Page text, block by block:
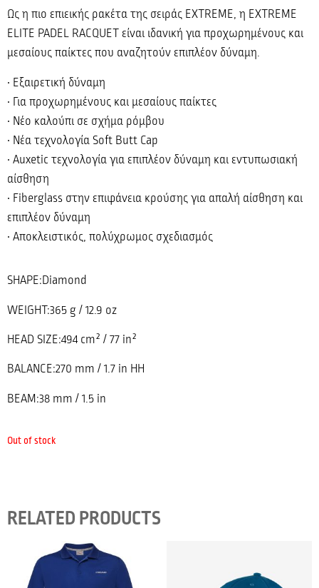
Ως η πιο επιεικής ρακέτα της σειράς EXTREME, η EXTREME
ELITE PADEL RACQUET είναι ιδανική για προχωρημένους και
μεσαίους παίκτες που αναζητούν επιπλέον δύναμη.
• Εξαιρετική δύναμη
• Για προχωρημένους και μεσαίους παίκτες
• Νέο καλούπι σε σχήμα ρόμβου
• Νέα τεχνολογία Soft Butt Cap
• Auxetic τεχνολογία για επιπλέον δύναμη και εντυπωσιακή
αίσθηση
• Fiberglass στην επιφάνεια κρούσης για απαλή αίσθηση και
επιπλέον δύναμη
• Αποκλειστικός, πολύχρωμος σχεδιασμός
SHAPE:Diamond
WEIGHT:365 g / 12.9 oz
HEAD SIZE:494 cm² / 77 in²
BALANCE:270 mm / 1.7 in HH
BEAM:38 mm / 1.5 in
Out of stock
RELATED PRODUCTS